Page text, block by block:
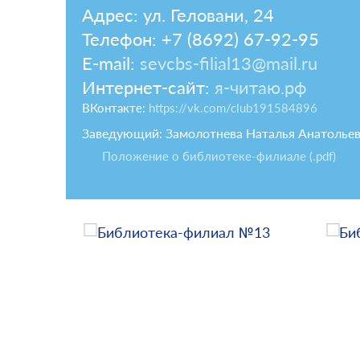
Адрес: ул. Геловани, 24
Телефон: +7 (8692) 67-92-95
E-mail: sevcbs-filial13@mail.ru
Интернет-сайт: я-читаю.рф
ВКонтакте: https://vk.com/club191584896
Заведующий: Замолотнева Наталья
Положение о библиотеке-филиале (.pdf)